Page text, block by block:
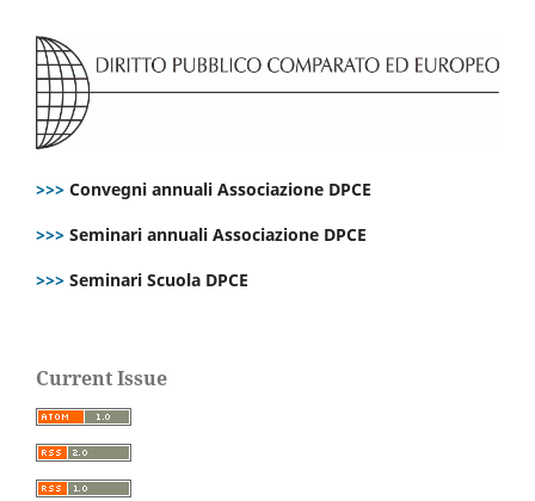
>>> Convegni annuali Associazione DPCE
>>> Seminari annuali Associazione DPCE
>>> Seminari Scuola DPCE
Current Issue